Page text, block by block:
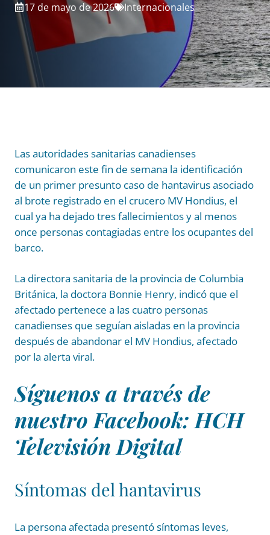
17 de mayo de 2026 Internacionales
Las autoridades sanitarias canadienses
comunicaron este fin de semana la identificación
de un primer presunto caso de hantavirus asociado
al brote registrado en el crucero MV Hondius, el
cual ya ha dejado tres fallecimientos y al menos
once personas contagiadas entre los ocupantes del
barco.
La directora sanitaria de la provincia de Columbia
Británica, la doctora Bonnie Henry, indicó que el
afectado pertenece a las cuatro personas
canadienses que seguían aisladas en la provincia
después de abandonar el MV Hondius, afectado
por la alerta viral.
Síguenos a través de
nuestro Facebook: HCH
Televisión Digital
Síntomas del hantavirus
La persona afectada presentó síntomas leves,